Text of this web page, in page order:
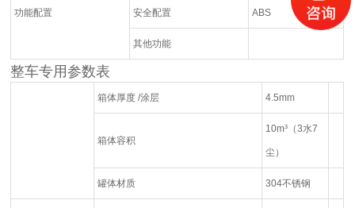
功能配置 安全配置 ABS
其他功能
整车专用参数表
箱体厚度 /涂层 4.5mm
箱体容积
10m³（3水7
尘）
罐体材质 304不锈钢